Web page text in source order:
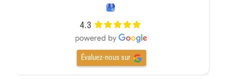
4.3
Évaluez-nous sur